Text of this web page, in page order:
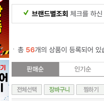
브랜드별조회 체크를 하신
총 56개의 상품이 등록되어 있